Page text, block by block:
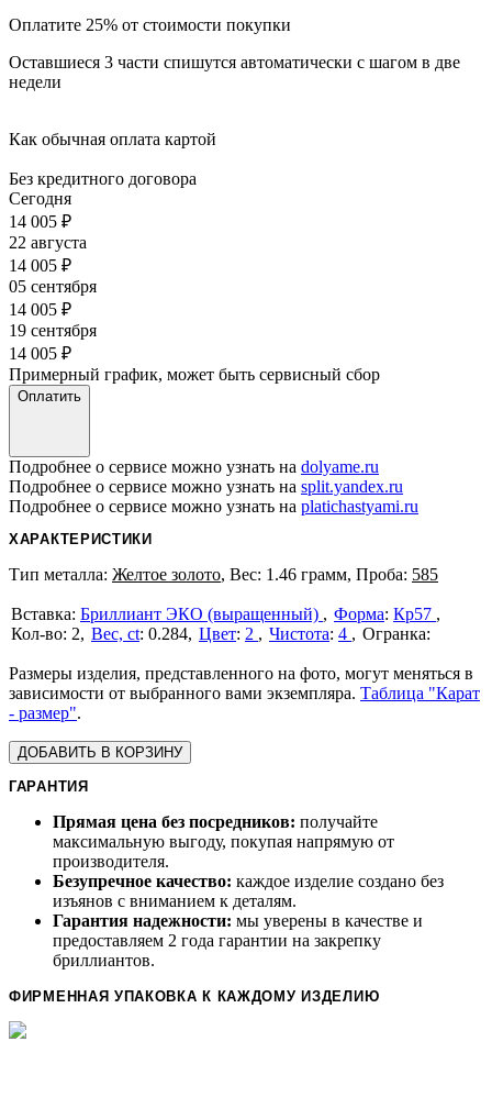
Оплатите 25% от стоимости покупки
Оставшиеся 3 части спишутся автоматически с шагом в две
недели
Как обычная оплата картой
Без кредитного договора
Сегодня
14 005 ₽
22 августа
14 005 ₽
05 сентября
14 005 ₽
19 сентября
14 005 ₽
Примерный график, может быть сервисный сбор
Оплатить
Подробнее о сервисе можно узнать на dolyame.ru
Подробнее о сервисе можно узнать на split.yandex.ru
Подробнее о сервисе можно узнать на platichastyami.ru
ХАРАКТЕРИСТИКИ
Тип металла: Желтое золото, Вес: 1.46 грамм, Проба: 585
Бриллиант ЭКО (выращенный) Форма: Кр57
2
Вес, ct: 0.284 Цвет: 2 Чистота: 4
Размеры изделия, представленного на фото, могут меняться в
зависимости от выбранного вами экземпляра. Таблица "Карат
- размер".
ДОБАВИТЬ В КОРЗИНУ
ГАРАНТИЯ
Прямая цена без посредников: получайте
максимальную выгоду, покупая напрямую от
производителя.
Безупречное качество: каждое изделие создано без
изъянов с вниманием к деталям.
Гарантия надежности: мы уверены в качестве и
предоставляем 2 года гарантии на закрепку
бриллиантов.
ФИРМЕННАЯ УПАКОВКА К КАЖДОМУ ИЗДЕЛИЮ